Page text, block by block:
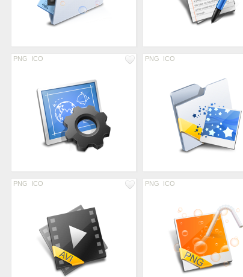
PNG ICO PNG ICO
PNG ICO PNG ICO